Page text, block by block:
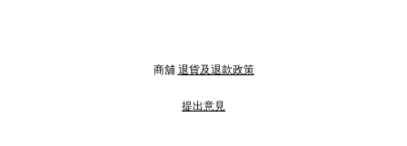
商舖 退貨及退款政策
提出意見